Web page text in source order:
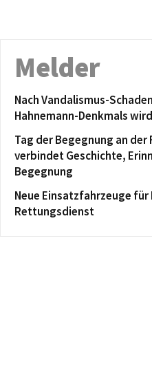
Melder
Nach Vandalismus-
Hahnemann-Denkmals
Tag der Begegnung an
verbindet Geschichte,
Begegnung
Neue Einsatzfahrzeuge
Rettungsdienst